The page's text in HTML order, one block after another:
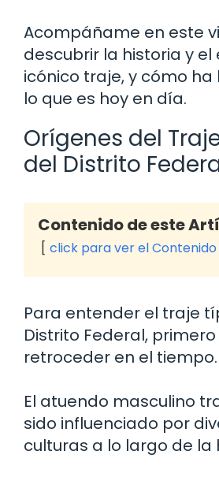
Acompáñame en este
descubrir la historia y el
icónico traje, y cómo
lo que es hoy en día.
Orígenes del
del Distrito
Contenido de este
click para ver el Contenido
Para entender el traje
Distrito Federal,
retroceder en el tiempo.
El atuendo masculino
sido influenciado por
culturas a lo largo de la